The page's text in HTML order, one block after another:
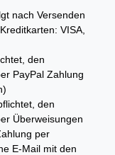
nach Versenden
VISA,
den
PayPal Zahlung
den
Überweisungen
per
E-Mail mit den